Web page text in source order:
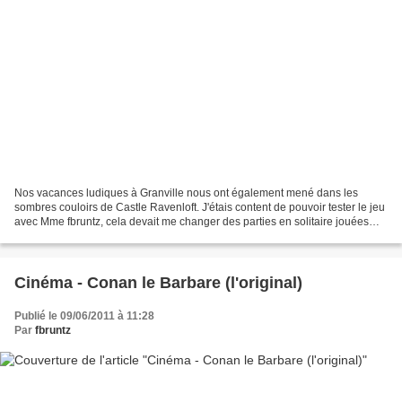
Nos vacances ludiques à Granville nous ont également mené dans les
sombres couloirs de Castle Ravenloft. J'étais content de pouvoir tester le jeu
avec Mme fbruntz, cela devait me changer des parties en solitaire jouées
Cinéma - Conan le Barbare (l'original)
Publié le 09/06/2011 à 11:28
Par fbruntz